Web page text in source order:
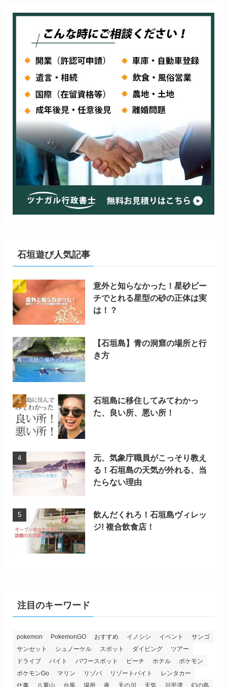
石垣遊び人気記事
意外と知らなかった！星砂ビー
チでとれる星型の砂の正体は実
は！？
【石垣島】青の洞窟の場所と行
き方
石垣島に移住してみてわかっ
た、良い所、悪い所！
元、気象庁職員がこっそり教え
る！石垣島の天気が外れる、当
たらない理由
飲んだくれろ！石垣島ヴィレッ
ジ! 複合飲食店！
注目のキーワード
pokemon PokemonGO おすすめ イノシシ イベント
サンゴ
サンセット
シュノーケル スポット ダイビング
ツアー
ドライブ
バイト パワースポット ビーチ ホテル
ポケモン
ポケモンGo
マリン リゾバ リゾートバイト
レンタカー